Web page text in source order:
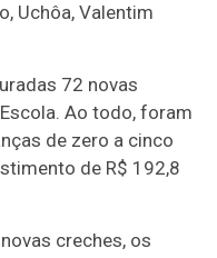
Uchôa, Valentim
72 novas
Ao todo, foram
de zero a cinco
de R$ 192,8
creches, os